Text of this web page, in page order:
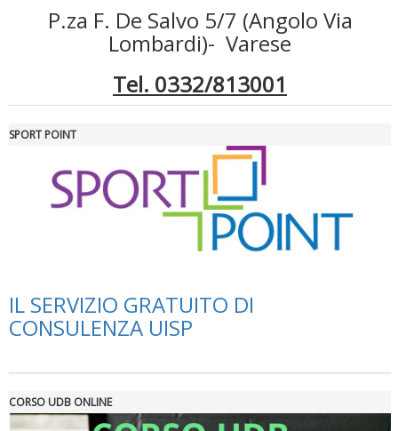
Luglio 2026: "Pensando con i piedi, si possono fare le
P.za F. De Salvo 5/7 (Angolo Via
Lombardi)- Varese
Tel. 0332/813001
SPORT POINT
IL SERVIZIO GRATUITO DI
CONSULENZA UISP
CORSO UDB ONLINE